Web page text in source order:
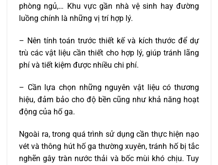
phòng ngủ,… Khu vực gần nhà vệ sinh hay đường
luồng chính là những vị trí hợp lý.
– Nên tính toán trước thiết kế và kích thước để dự
trù các vật liệu cần thiết cho hợp lý, giúp tránh lãng
phí và tiết kiệm được nhiều chi phí.
– Cần lựa chọn những nguyên vật liệu có thương
hiệu, đảm bảo cho độ bền cũng như khả năng hoạt
động của hố ga.
Ngoài ra, trong quá trình sử dụng cần thực hiện nạo
vét và thông hút hố ga thường xuyên, tránh hố bị tắc
nghẽn gây tràn nước thải và bốc mùi khó chịu. Tuy